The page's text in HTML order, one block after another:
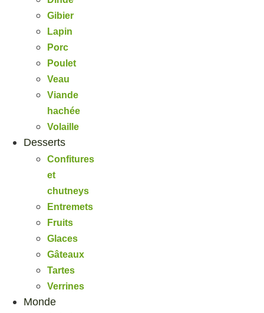
Gibier
Lapin
Porc
Poulet
Veau
Viande
hachée
Volaille
Desserts
Confitures
et
chutneys
Entremets
Fruits
Glaces
Gâteaux
Tartes
Verrines
Monde